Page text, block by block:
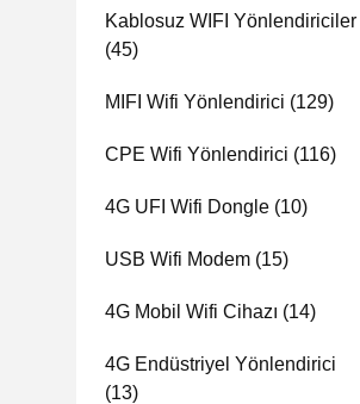
Kablosuz WIFI Yönlendiriciler
(45)
MIFI Wifi Yönlendirici (129)
CPE Wifi Yönlendirici (116)
4G UFI Wifi Dongle (10)
USB Wifi Modem (15)
4G Mobil Wifi Cihazı (14)
4G Endüstriyel Yönlendirici
(13)